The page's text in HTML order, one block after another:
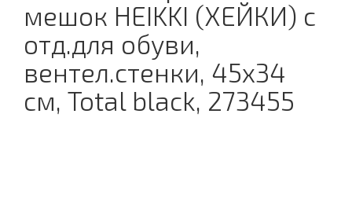
мешок HEIKKI (ХЕЙКИ) с
отд.для обуви,
вентел.стенки, 45х34
см, Total black, 273455